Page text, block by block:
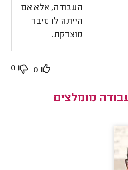
העבודה, אלא אם
הייתה לו סיבה
מוצדקת.
0
0
עבודה מומלצים